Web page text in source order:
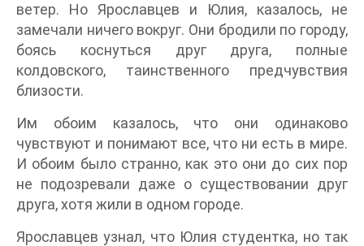
ветер. Но Ярославцев и Юлия, казалось, не
замечали ничего вокруг. Они бродили по городу,
боясь коснуться друг друга, полные
колдовского, таинственного предчувствия
близости.
Им обоим казалось, что они одинаково
чувствуют и понимают все, что ни есть в мире.
И обоим было странно, как это они до сих пор
не подозревали даже о существовании друг
друга, хотя жили в одном городе.
Ярославцев узнал, что Юлия студентка, но так